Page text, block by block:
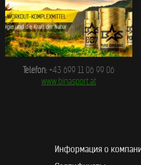
Telefon:+43 699 11 06 99 06
www.binasport.at
Информация о